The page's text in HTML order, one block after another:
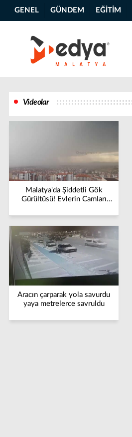
GENEL GÜNDEM EĞİTİM
Videolar
Malatya'da Şiddetli Gök
Gürültüsü! Evlerin Camları
Aracın çarparak yola savurdu
yaya metrelerce savruldu